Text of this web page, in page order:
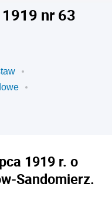
nr 63
1919 r. o
Sandomierz.